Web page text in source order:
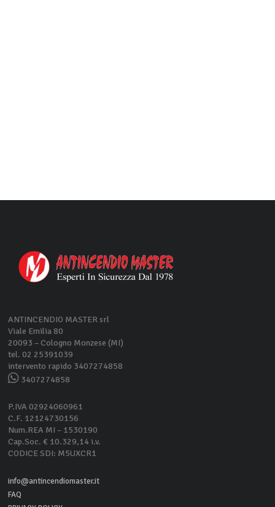
ANTINCENDIO MASTER srl
Viale Emilia 80
20093 – Cologno Monzese (MI)
tel. 02 25391039
intervento rapido 3407274858
3407274858
P.IVA 02924060961
C.F. 12124730156
Num.REA MI – 1530190
Cap.Soc. € 10.329,14 i.v.
CODICE SDI: M5UXCR1
info@antincendiomaster.it
FAQ